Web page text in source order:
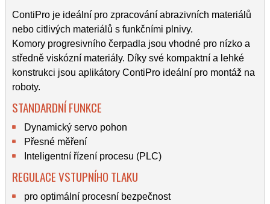
ContiPro je ideální pro zpracování abrazivních materiálů
nebo citlivých materiálů s funkčními plnivy.
Komory progresivního čerpadla jsou vhodné pro nízko a
středně viskózní materiály. Díky své kompaktní a lehké
konstrukci jsou aplikátory ContiPro ideální pro montáž na
roboty.
STANDARDNÍ FUNKCE
Dynamický servo pohon
Přesné měření
Inteligentní řízení procesu (PLC)
REGULACE VSTUPNÍHO TLAKU
pro optimální procesní bezpečnost